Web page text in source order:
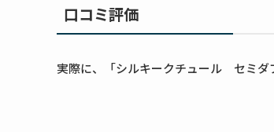
口コミ評価
実際に、「シルキークチュール セミダ